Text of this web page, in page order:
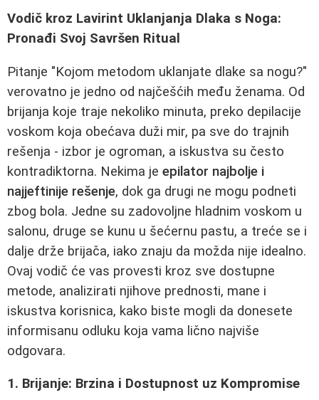
Vodič kroz Lavirint Uklanjanja Dlaka s Noga:
Pronađi Svoj Savršen Ritual
Pitanje "Kojom metodom uklanjate dlake sa nogu?"
verovatno je jedno od najčešćih među ženama. Od
brijanja koje traje nekoliko minuta, preko depilacije
voskom koja obećava duži mir, pa sve do trajnih
rešenja - izbor je ogroman, a iskustva su često
kontradiktorna. Nekima je epilator najbolje i
najjeftinije rešenje, dok ga drugi ne mogu podneti
zbog bola. Jedne su zadovoljne hladnim voskom u
salonu, druge se kunu u šećernu pastu, a treće se i
dalje drže brijača, iako znaju da možda nije idealno.
Ovaj vodič će vas provesti kroz sve dostupne
metode, analizirati njihove prednosti, mane i
iskustva korisnica, kako biste mogli da donesete
informisanu odluku koja vama lično najviše
odgovara.
1. Brijanje: Brzina i Dostupnost uz Kompromise